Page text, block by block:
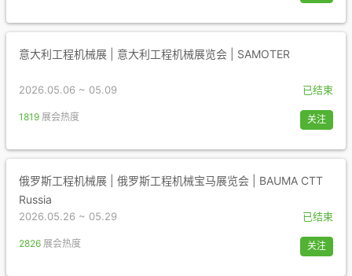
意大利工程机械展 | 意大利工程机械展览会 | SAMOTER
2026.05.06 ~ 05.09 已结束
1819 展会热度 关注
俄罗斯工程机械展 | 俄罗斯工程机械宝马展览会 | BAUMA CTT
Russia
2026.05.26 ~ 05.29 已结束
2826 展会热度 关注